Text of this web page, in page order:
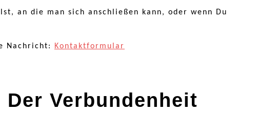
an die man sich anschließen kann, oder wenn Du
Nachricht: Kontaktformular
Verbundenheit